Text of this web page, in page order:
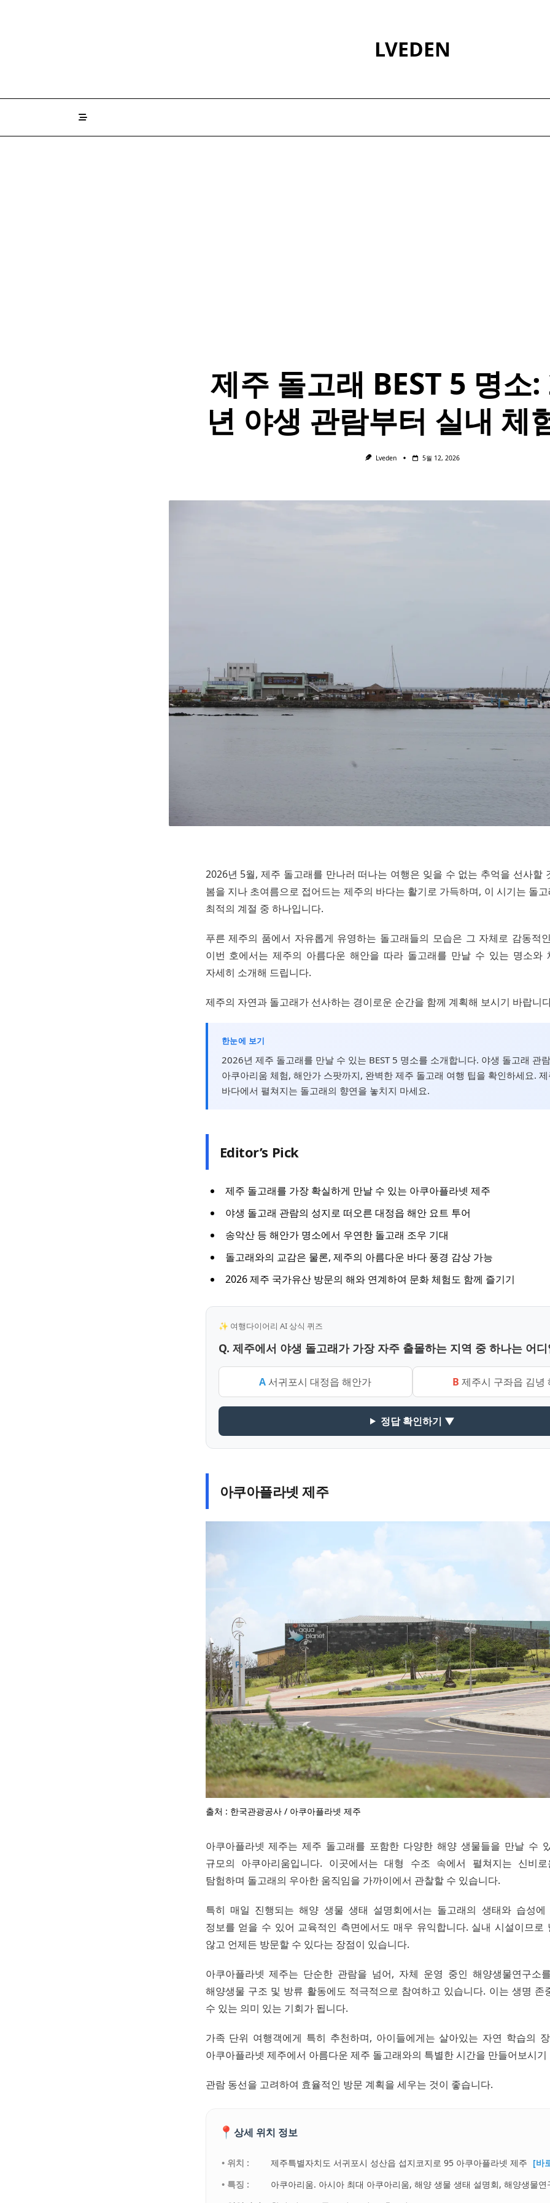
LVEDEN
제주 돌고래 BEST 5 명소
년 야생 관람부터 실내 체
Lveden 5월 12, 2026
2026년 5월, 제주 돌고래를 만나러 떠나는 여행은 잊을 수 없는 추억을 선사할
봄을 지나 초여름으로 접어드는 제주의 바다는 활기로 가득하며, 이 시기는 돌
최적의 계절 중 하나입니다.
푸른 제주의 품에서 자유롭게 유영하는 돌고래들의 모습은 그 자체로 감동적
이번 호에서는 제주의 아름다운 해안을 따라 돌고래를 만날 수 있는 명소와
자세히 소개해 드립니다.
제주의 자연과 돌고래가 선사하는 경이로운 순간을 함께 계획해 보시기 바랍니
한눈에 보기
2026년 제주 돌고래를 만날 수 있는 BEST 5 명소를 소개합니다. 야생 돌고래 관
아쿠아리움 체험, 해안가 스팟까지, 완벽한 제주 돌고래 여행 팁을 확인하세요.
바다에서 펼쳐지는 돌고래의 향연을 놓치지 마세요.
Editor’s Pick
제주 돌고래를 가장 확실하게 만날 수 있는 아쿠아플라넷 제주
야생 돌고래 관람의 성지로 떠오른 대정읍 해안 요트 투어
송악산 등 해안가 명소에서 우연한 돌고래 조우 기대
돌고래와의 교감은 물론, 제주의 아름다운 바다 풍경 감상 가능
2026 제주 국가유산 방문의 해와 연계하여 문화 체험도 함께 즐기기
✨ 여행다이어리 AI 상식 퀴즈
Q. 제주에서 야생 돌고래가 가장 자주 출몰하는 지역 중 하나는 어디
A 서귀포시 대정읍 해안가 B 제주시 구좌읍 김녕
정답 확인하기 ▼
아쿠아플라넷 제주
출처 : 한국관광공사 / 아쿠아플라넷 제주
아쿠아플라넷 제주는 제주 돌고래를 포함한 다양한 해양 생물들을 만날 수
규모의 아쿠아리움입니다. 이곳에서는 대형 수조 속에서 펼쳐지는 신비
탐험하며 돌고래의 우아한 움직임을 가까이에서 관찰할 수 있습니다.
특히 매일 진행되는 해양 생물 생태 설명회에서는 돌고래의 생태와 습성
정보를 얻을 수 있어 교육적인 측면에서도 매우 유익합니다. 실내 시설이므로
않고 언제든 방문할 수 있다는 장점이 있습니다.
아쿠아플라넷 제주는 단순한 관람을 넘어, 자체 운영 중인 해양생물연구소
해양생물 구조 및 방류 활동에도 적극적으로 참여하고 있습니다. 이는 생명 존
수 있는 의미 있는 기회가 됩니다.
가족 단위 여행객에게 특히 추천하며, 아이들에게는 살아있는 자연 학습의
아쿠아플라넷 제주에서 아름다운 제주 돌고래와의 특별한 시간을 만들어보시기
관람 동선을 고려하여 효율적인 방문 계획을 세우는 것이 좋습니다.
📍 상세 위치 정보
• 위치 : 제주특별자치도 서귀포시 성산읍 섭지코지로 95 아쿠아플라넷 제주 [바
• 특징 :
아쿠아리움. 아시아 최대 아쿠아리움, 해양 생물 생태 설명회, 해양생물연